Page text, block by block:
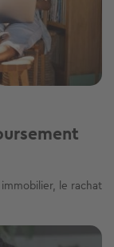
le rachat